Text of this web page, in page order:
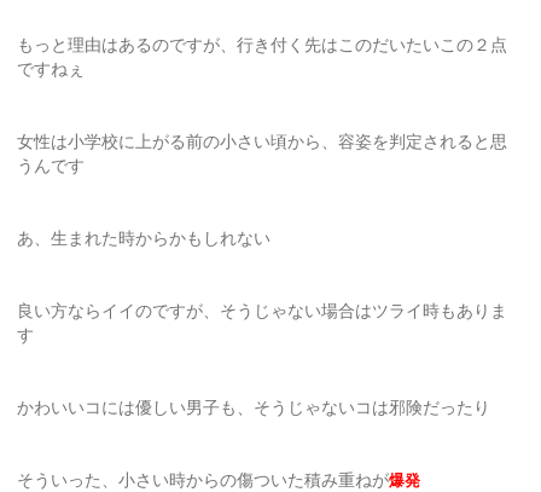
もっと理由はあるのですが、行き付く先はこのだいたいこの２点
ですねぇ
女性は小学校に上がる前の小さい頃から、容姿を判定されると思
うんです
あ、生まれた時からかもしれない
良い方ならイイのですが、そうじゃない場合はツライ時もありま
す
かわいいコには優しい男子も、そうじゃないコは邪険だったり
そういった、小さい時からの傷ついた積み重ねが爆発